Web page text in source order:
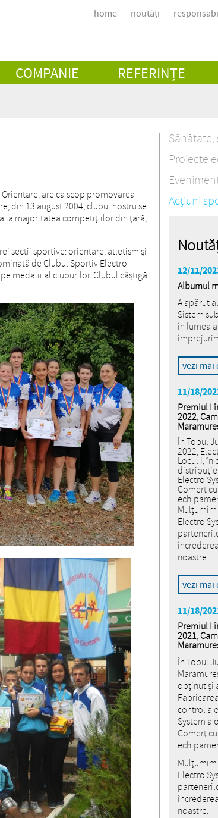
home noutăți
COMPANIE REFERINȚE
are ca scop promovarea
din 13 august 2004, clubul nostru se
la majoritatea competițiilor din țară,
secții sportive: orientare, atletism și
de Clubul Sportiv Electro
medalii al cluburilor. Clubul câștigă
Proiecte
Acțiuni
12/11/
Albumul
A apărut
Sistem
în lumea
vezi mai
11/18/
Premiul I
2022,
În Topul
2022,
Locul I, în
Electro
Comerț
Mulțumim
Electro
noastre.
vezi mai
11/18/
Premiul I
2021,
În Topul
obținut și
control a
System a
Comerț
Mulțumim
Electro
noastre.